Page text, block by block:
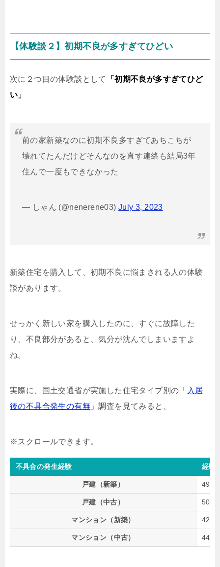
【体験談２】初期不良が多すぎてひどい
次に２つ目の体験談として
「初期不良が多すぎてひど
い」
前の家新築なのに初期不良多すぎてあちこちが
壊れてたんだけどそんなのを直す連絡も結局3年
住んで一度もできなかった
— しゃん (@nenerene03)July 3, 2023
新築住宅を購入して、初期不良に悩まされる人の体験
談があります。
せっかく新しい家を購入したのに、すぐに故障した
り、不良部分があると、気分が沈んでしまいますよ
ね。
実際に、国土交通省が実施した住宅タイプ別の「 入居
後の不具合発生の有無 」調査を見てみると、
不具合の発生経験 経験
戸建（新築） 49.1
戸建（中古） 50.5
マンション（新築） 42.5
マンション（中古） 44.9